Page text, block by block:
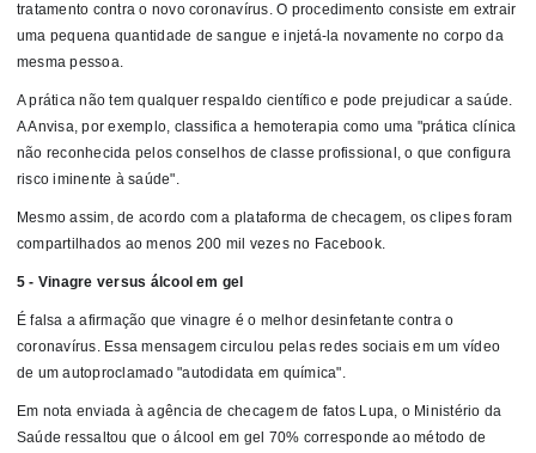
tratamento contra o novo coronavírus. O procedimento consiste em extrair
uma pequena quantidade de sangue e injetá-la novamente no corpo da
mesma pessoa.
A prática não tem qualquer respaldo científico e pode prejudicar a saúde.
A Anvisa, por exemplo, classifica a hemoterapia como uma "prática clínica
não reconhecida pelos conselhos de classe profissional, o que configura
risco iminente à saúde".
Mesmo assim, de acordo com a plataforma de checagem, os clipes foram
compartilhados ao menos 200 mil vezes no Facebook.
5 - Vinagre versus álcool em gel
É falsa a afirmação que vinagre é o melhor desinfetante contra o
coronavírus. Essa mensagem circulou pelas redes sociais em um vídeo
de um autoproclamado "autodidata em química".
Em nota enviada à agência de checagem de fatos Lupa, o Ministério da
Saúde ressaltou que o álcool em gel 70% corresponde ao método de